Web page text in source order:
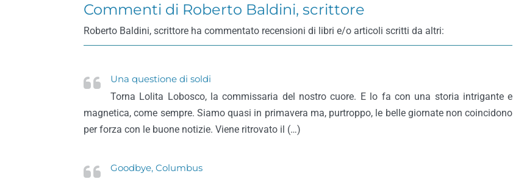
Commenti di Roberto Baldini, scrittore
Roberto Baldini, scrittore ha commentato recensioni di libri e/o articoli scritti da altri:
Una questione di soldi
Torna Lolita Lobosco, la commissaria del nostro cuore. E lo fa con una storia intrigante e
magnetica, come sempre. Siamo quasi in primavera ma, purtroppo, le belle giornate non coincidono
per forza con le buone notizie. Viene ritrovato il (…)
Goodbye, Columbus